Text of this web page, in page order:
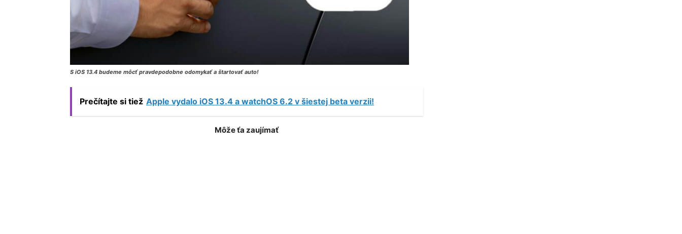
S iOS 13.4 budeme môcť pravdepodobne odomykať a štartovať auto!
Prečítajte si tiež Apple vydalo iOS 13.4 a watchOS 6.2 v šiestej beta verzii!
Môže ťa zaujímať